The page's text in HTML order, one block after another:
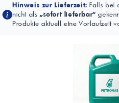
Hinweis zur Lieferzeit: Falls bei
nicht als „sofort lieferbar“
Produkte aktuell eine Vorlaufzeit